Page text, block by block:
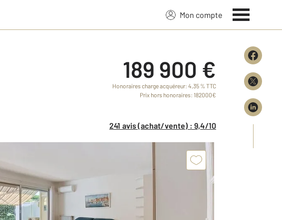
Mon compte
189 900 €
Honoraires charge acquéreur: 4,35 % TTC
Prix hors honoraires: 182000€
241 avis (achat/vente) : 9,4/10